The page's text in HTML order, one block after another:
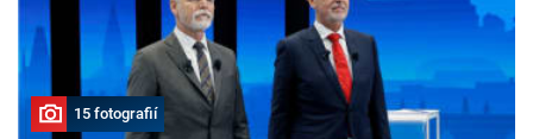
15 fotografií